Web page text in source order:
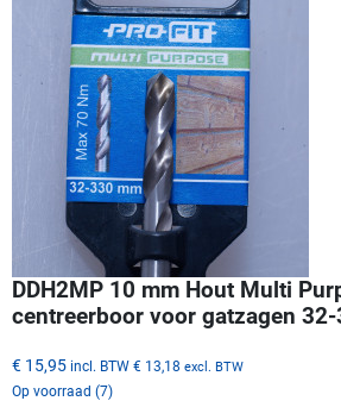
DDH2MP 10 mm Hout Multi
centreerboor voor gatzagen
€ 15,95 incl. BTW € 13,18 excl. BTW
Op voorraad (7)